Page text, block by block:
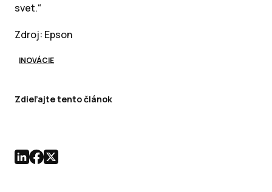
svet.“
Zdroj: Epson
INOVÁCIE
Zdieľajte tento článok